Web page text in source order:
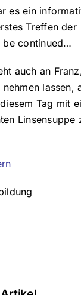
es ein
Treffen der
be continued…
auch an
lassen,
Tag mit
Linsensuppe